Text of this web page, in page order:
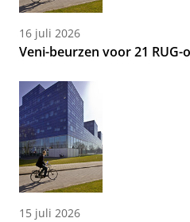
16 juli 2026
Veni-beurzen voor 21 RUG-
15 juli 2026